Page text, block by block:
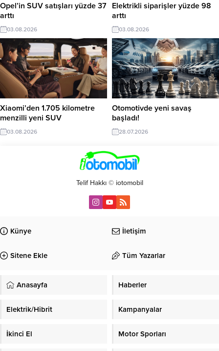
Opel’in SUV satışları yüzde 37
arttı
03.08.2026
Elektrikli siparişler yüzde 98
arttı
03.08.2026
Xiaomi’den 1.705 kilometre
menzilli yeni SUV
03.08.2026
Otomotivde yeni savaş
başladı!
28.07.2026
Telif Hakkı © iotomobil
Künye İletişim
Sitene Ekle Tüm Yazarlar
Anasayfa Haberler
Elektrik/Hibrit Kampanyalar
İkinci El Motor Sporları